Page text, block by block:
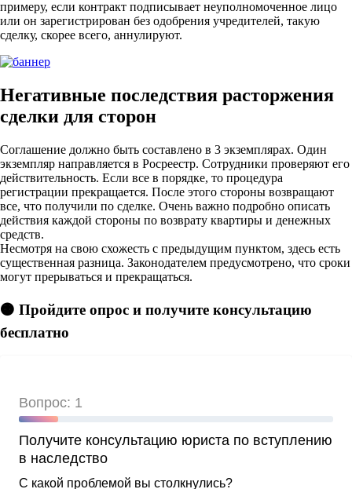
примеру, если контракт подписывает неуполномоченное лицо
или он зарегистрирован без одобрения учредителей, такую
сделку, скорее всего, аннулируют.
Негативные последствия расторжения
сделки для сторон
Соглашение должно быть составлено в 3 экземплярах. Один
экземпляр направляется в Росреестр. Сотрудники проверяют его
действительность. Если все в порядке, то процедура
регистрации прекращается. После этого стороны возвращают
все, что получили по сделке. Очень важно подробно описать
действия каждой стороны по возврату квартиры и денежных
средств.
Несмотря на свою схожесть с предыдущим пунктом, здесь есть
существенная разница. Законодателем предусмотрено, что сроки
могут прерываться и прекращаться.
🟠 Пройдите опрос и получите консультацию
бесплатно